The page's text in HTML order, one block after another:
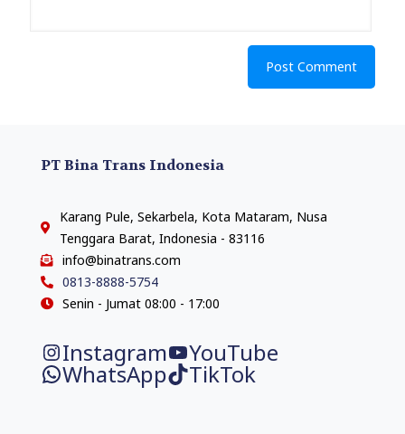
PT Bina Trans Indonesia
Karang Pule, Sekarbela, Kota Mataram, Nusa
Tenggara Barat, Indonesia - 83116
info@binatrans.com
0813-8888-5754
Senin - Jumat 08:00 - 17:00
Instagram YouTube
WhatsApp TikTok